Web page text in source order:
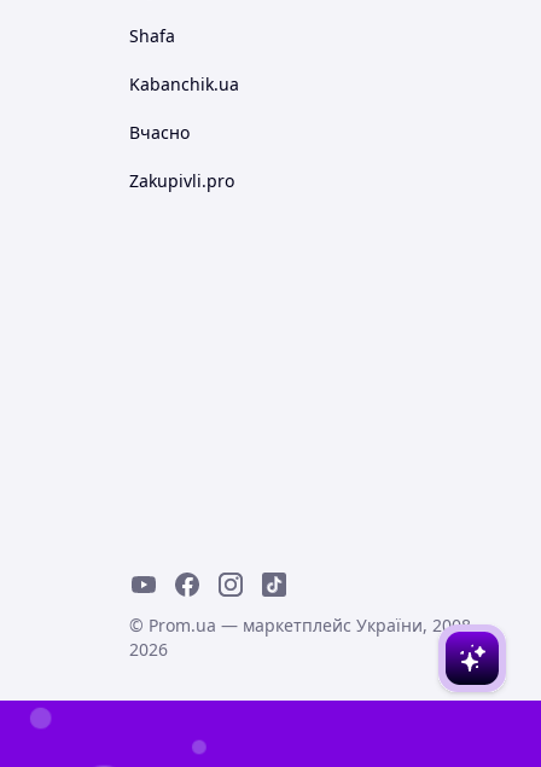
Shafa
Kabanchik.ua
Вчасно
Zakupivli.pro
© Prom.ua — маркетплейс України, 2008-
2026